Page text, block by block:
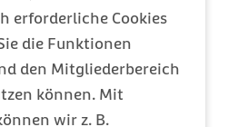
erforderliche Cookies
die Funktionen
den Mitgliederbereich
können. Mit
wir z. B.